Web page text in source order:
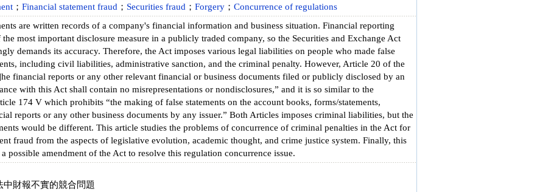
； Financial statement fraud ； Securities fraud ； Forgery ； Concurrence of regulations
are written records of a company's financial information and business situation. Financial reporting
the most important disclosure measure in a publicly traded company, so the Securities and Exchange Act
demands its accuracy. Therefore, the Act imposes various legal liabilities on people who made false
including civil liabilities, administrative sanction, and the criminal penalty. However, Article 20 of the
financial reports or any other relevant financial or business documents filed or publicly disclosed by an
with this Act shall contain no misrepresentations or nondisclosures,” and it is so similar to the
174 V which prohibits “the making of false statements on the account books, forms/statements,
reports or any other business documents by any issuer.” Both Articles imposes criminal liabilities, but the
would be different. This article studies the problems of concurrence of criminal penalties in the Act for
fraud from the aspects of legislative evolution, academic thought, and crime justice system. Finally, this
possible amendment of the Act to resolve this regulation concurrence issue.
中財報不實的競合問題